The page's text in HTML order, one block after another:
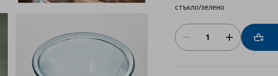
стъкло/зелено